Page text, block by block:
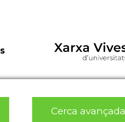
Cerca avançada